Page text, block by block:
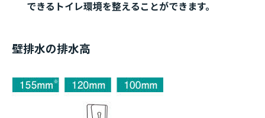
できるトイレ環境を整えることができます。
壁排水の排水高